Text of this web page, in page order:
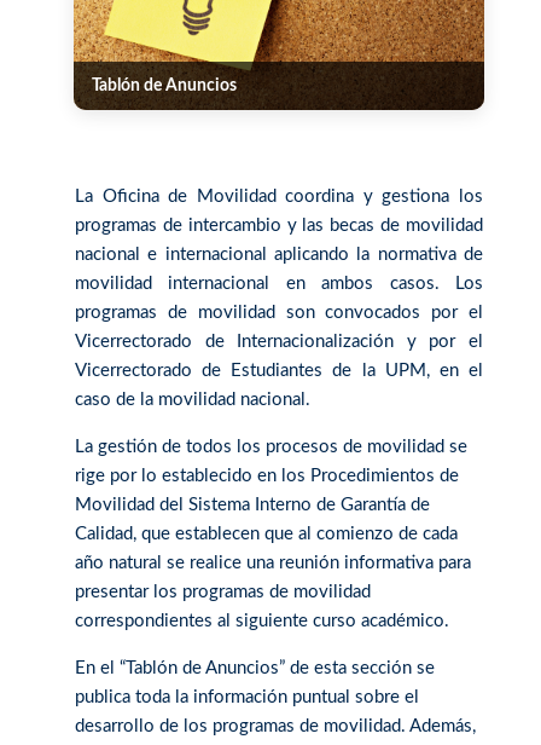
Tablón de Anuncios
La Oficina de Movilidad coordina y gestiona los
programas de intercambio y las becas de movilidad
nacional e internacional aplicando la normativa de
movilidad internacional en ambos casos. Los
programas de movilidad son convocados por el
Vicerrectorado de Internacionalización y por el
Vicerrectorado de Estudiantes de la UPM, en el
caso de la movilidad nacional.
La gestión de todos los procesos de movilidad se
rige por lo establecido en los Procedimientos de
Movilidad del Sistema Interno de Garantía de
Calidad, que establecen que al comienzo de cada
año natural se realice una reunión informativa para
presentar los programas de movilidad
correspondientes al siguiente curso académico.
En el “Tablón de Anuncios” de esta sección se
publica toda la información puntual sobre el
desarrollo de los programas de movilidad. Además,